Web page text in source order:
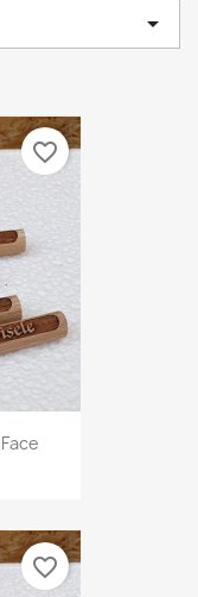

favorite_border
favorite_border